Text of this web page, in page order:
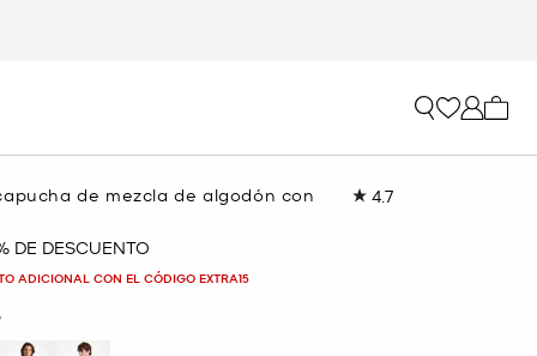
de mezcla de algodón con 4.7
DE DESCUENTO
ADICIONAL CON EL CÓDIGO EXTRA15